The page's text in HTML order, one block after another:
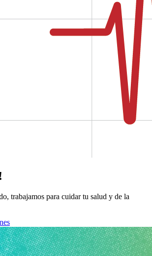
trabajamos para cuidar tu salud y de la